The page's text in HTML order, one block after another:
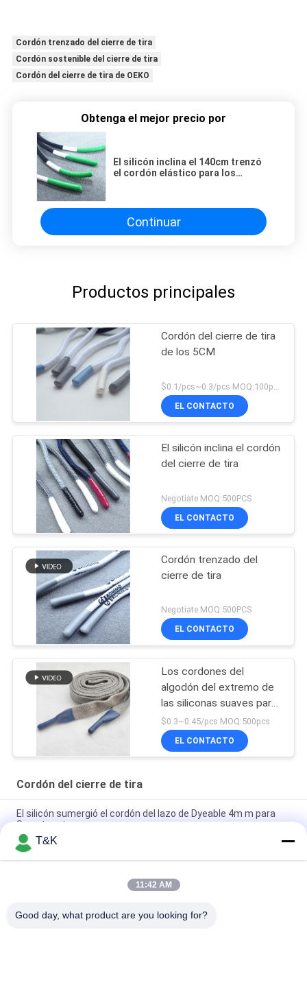
Cordón trenzado del cierre de tira
Cordón sostenible del cierre de tira
Cordón del cierre de tira de OEKO
Obtenga el mejor precio por
El silicón inclina el 140cm trenzó
el cordón elástico para los
Continuar
Productos principales
Cordón del cierre de tira
de los 5CM
EL CONTACTO
El silicón inclina el cordón
del cierre de tira
Negotiate MOQ:500PCS
EL CONTACTO
Cordón trenzado del
cierre de tira
Negotiate MOQ:500PCS
EL CONTACTO
Los cordones del
algodón del extremo de
las siliconas suaves para
las camisetas
modificaron
extremidades del silicón
$0.3~0.45/pcs MOQ:500pcs
EL CONTACTO
Cordón del cierre de tira
El silicón sumergió el cordón del lazo de Dyeable 4m m para
Sweatpants
El silicón sumergido termina el cordón del cierre de tira de 3m
m para la ropa de deportes
Cordón trenzado de encargo 100% del lazo del poliéster 5m m
T&K
11:42 AM
Good day, what product are you looking for?